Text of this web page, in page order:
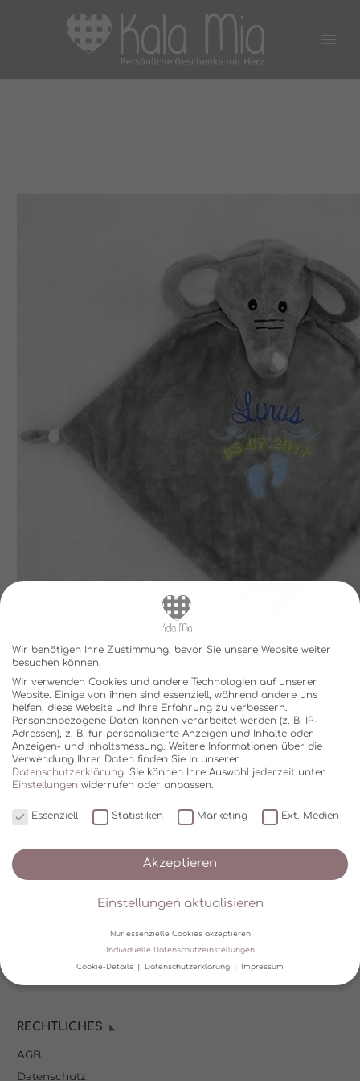
Zahlungsoptionen
Mein Kundenkonto
RECHTLICHES
AGB
Datenschutz
Wir benötigen Ihre Zustimmung, bevor Sie unsere Website weiter
besuchen können.
Wir verwenden Cookies und andere Technologien auf unserer
Website. Einige von ihnen sind essenziell, während andere uns
helfen, diese Website und Ihre Erfahrung zu verbessern.
Personenbezogene Daten können verarbeitet werden (z. B. IP-
Adressen), z. B. für personalisierte Anzeigen und Inhalte oder
Anzeigen- und Inhaltsmessung. Weitere Informationen über die
Verwendung Ihrer Daten finden Sie in unserer
Datenschutzerklärung Sie können Ihre Auswahl jederzeit unter
Einstellungen widerrufen oder anpassen.
Essenziell Statistiken Marketing Ext. Medien
Akzeptieren
Einstellungen aktualisieren
Nur essenzielle Cookies akzeptieren
Individuelle Datenschutzeinstellungen
Cookie-Details Datenschutzerklärung Impressum
Wir verwenden Cookies und andere Technologien auf unserer
helfen, diese Website und Ihre Erfahrung zu verbessern.